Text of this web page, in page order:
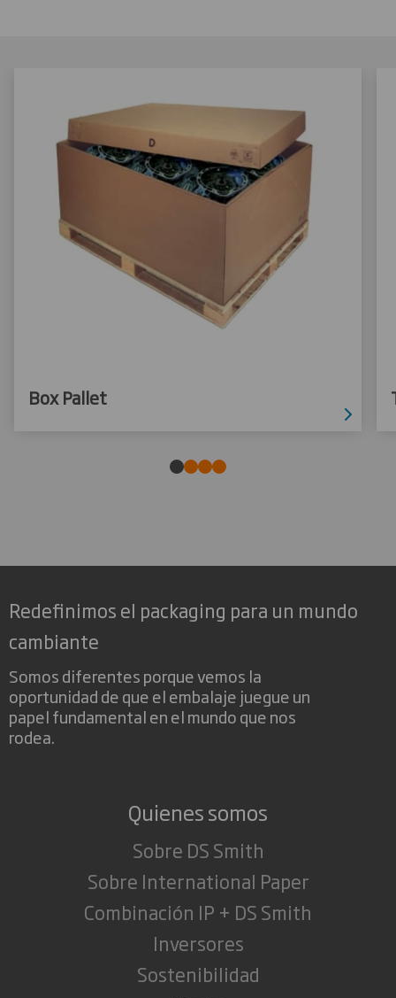
Box Pallet
Redefinimos el packaging para un mundo
cambiante
Somos diferentes porque vemos la
oportunidad de que el embalaje juegue un
papel fundamental en el mundo que nos
rodea.
Quienes somos
Sobre DS Smith
Sobre International Paper
Combinación IP + DS Smith
Inversores
Sostenibilidad